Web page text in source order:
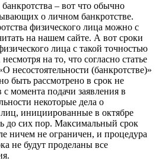
– вот что обычно
о личном банкротстве.
физического лица можно с
на нашем сайте. А вот сроки
лица с такой точностью
на то, что согласно статье
несостоятельности (банкротстве)»
быть рассмотрено в срок не
момента подачи заявления в
некоторые дела о
инициированные в октябре
до сих пор. Максимальный срок
ничем не ограничен, и процедура
не будут проделаны все